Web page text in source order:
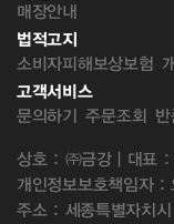
매장안내
법적고지
소비자피해보상보험
고객서비스
문의하기 주문조회 반
상호 : ㈜금강 | 대표 :
개인정보보호책임자 :
주소 : 세종특별자치